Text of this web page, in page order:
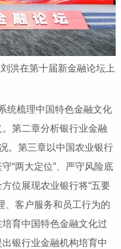
洪在第十届新金融论坛上
统梳理中国特色金融文化
第二章分析银行业金融
。第三章以中国农业银行
“两大定位”、严守风险底
位展现农业银行将“五要
、客户服务和员工行为的
育中国特色金融文化过
银行业金融机构培育中